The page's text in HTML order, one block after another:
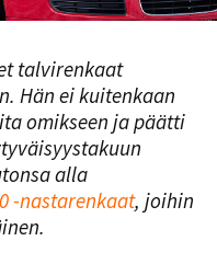
talvirenkaat
Hän ei kuitenkaan
omikseen ja päätti
alla
-nastarenkaat, joihin